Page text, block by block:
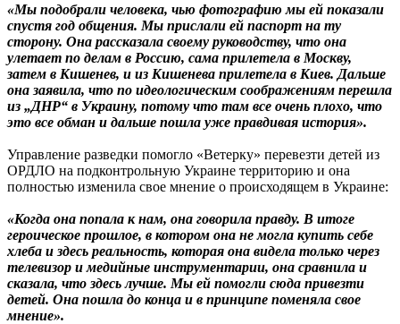
«Мы подобрали человека, чью фотографию мы ей показали
спустя год общения. Мы прислали ей паспорт на ту
сторону. Она рассказала своему руководству, что она
улетает по делам в Россию, сама прилетела в Москву,
затем в Кишенев, и из Кишенева прилетела в Киев. Дальше
она заявила, что по идеологическим соображениям перешла
из „ДНР“ в Украину, потому что там все очень плохо, что
это все обман и дальше пошла уже правдивая история».
Управление разведки помогло «Ветерку» перевезти детей из
ОРДЛО на подконтрольную Украине территорию и она
полностью изменила свое мнение о происходящем в Украине:
«Когда она попала к нам, она говорила правду. В итоге
героическое прошлое, в котором она не могла купить себе
хлеба и здесь реальность, которая она видела только через
телевизор и медийные инструментарии, она сравнила и
сказала, что здесь лучше. Мы ей помогли сюда привезти
детей. Она пошла до конца и в принципе поменяла свое
мнение».